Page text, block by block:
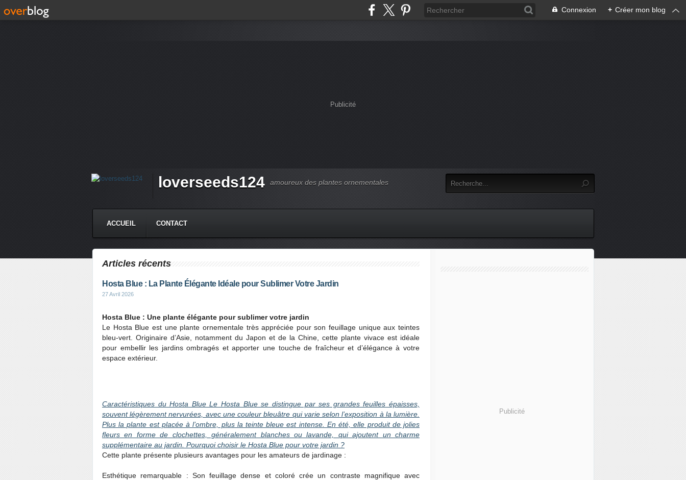
Connexion + Créer mon blog
Publicité
loverseeds124 amoureux des plantes ornementales
ACCUEIL CONTACT
Articles récents
Hosta Blue : La Plante Élégante Idéale pour Sublimer Votre Jardin
27 Avril 2026
Hosta Blue : Une plante élégante pour sublimer votre jardin
Le Hosta Blue est une plante ornementale très appréciée pour son feuillage unique aux teintes
bleu-vert. Originaire d’Asie, notamment du Japon et de la Chine, cette plante vivace est idéale
pour embellir les jardins ombragés et apporter une touche de fraîcheur et d’élégance à votre
espace extérieur.
Caractéristiques du Hosta Blue Le Hosta Blue se distingue par ses grandes feuilles épaisses,
souvent légèrement nervurées, avec une couleur bleuâtre qui varie selon l’exposition à la lumière.
Plus la plante est placée à l’ombre, plus la teinte bleue est intense. En été, elle produit de jolies
fleurs en forme de clochettes, généralement blanches ou lavande, qui ajoutent un charme
supplémentaire au jardin. Pourquoi choisir le Hosta Blue pour votre jardin ?
Cette plante présente plusieurs avantages pour les amateurs de jardinage :
Esthétique remarquable : Son feuillage dense et coloré crée un contraste magnifique avec
Publicité